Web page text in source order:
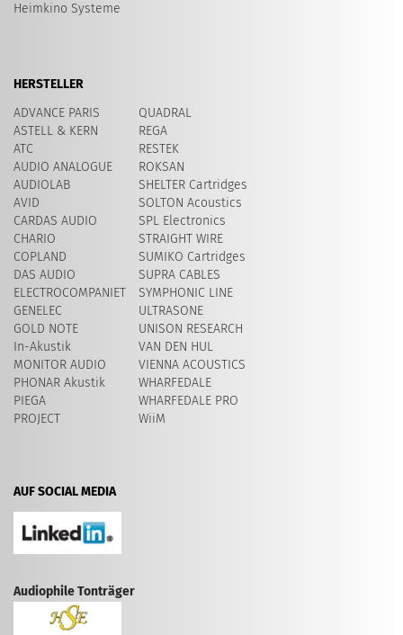
Heimkino Systeme
HERSTELLER
ADVANCE PARIS
ASTELL & KERN
ATC
AUDIO ANALOGUE
AUDIOLAB
AVID
CARDAS AUDIO
CHARIO
COPLAND
DAS AUDIO
ELECTROCOMPANIET
GENELEC
GOLD NOTE
In-Akustik
MONITOR AUDIO
PHONAR Akustik
PIEGA
PROJECT
QUADRAL
REGA
RESTEK
ROKSAN
SHELTER Cartridges
SOLTON Acoustics
SPL Electronics
STRAIGHT WIRE
SUMIKO Cartridges
SUPRA CABLES
SYMPHONIC LINE
ULTRASONE
UNISON RESEARCH
VAN DEN HUL
VIENNA ACOUSTICS
WHARFEDALE
WHARFEDALE PRO
WiiM
AUF SOCIAL MEDIA
Audiophile Tonträger